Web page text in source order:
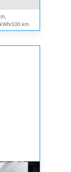
100 km